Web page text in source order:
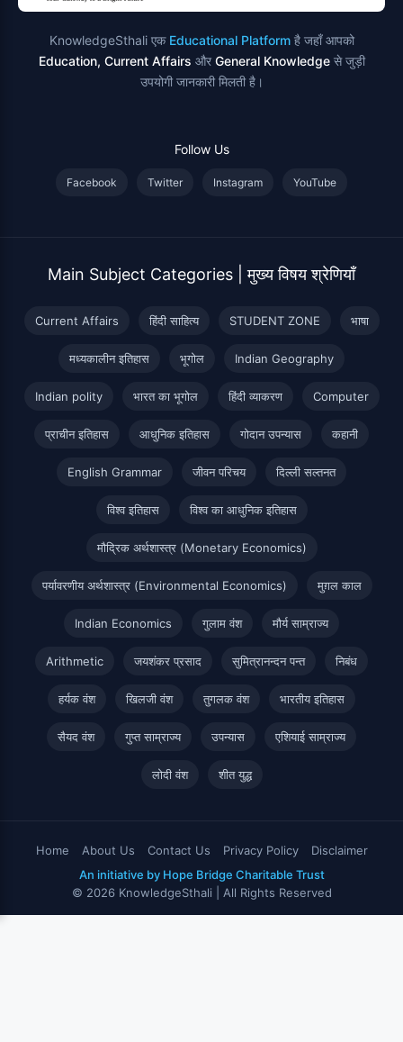
KnowledgeSthali एक Educational Platformहै जहाँ आपको
Education, Current Affairs और General Knowledgeसे जुड़ी
उपयोगी जानकारी मिलती है।
Follow Us
Facebook Twitter Instagram YouTube
Main Subject Categories | मुख्य विषय श्रेणियाँ
Current Affairs हिंदी साहित्य STUDENT ZONE भाषा
मध्यकालीन इतिहास भूगोल Indian Geography
Indian polity भारत का भूगोल हिंदी व्याकरण Computer
प्राचीन इतिहास आधुनिक इतिहास गोदान उपन्यास कहानी
English Grammar जीवन परिचय दिल्ली सल्तनत
विश्व इतिहास विश्व का आधुनिक इतिहास
मौद्रिक अर्थशास्त्र (Monetary Economics)
पर्यावरणीय अर्थशास्त्र (Environmental Economics) मुग़ल काल
Indian Economics गुलाम वंश मौर्य साम्राज्य
Arithmetic जयशंकर प्रसाद सुमित्रानन्दन पन्त निबंध
हर्यक वंश खिलजी वंश तुगलक वंश भारतीय इतिहास
सैयद वंश गुप्त साम्राज्य उपन्यास एशियाई साम्राज्य
लोदी वंश शीत युद्ध
Home About Us Contact Us Privacy Policy
Disclaimer
An initiative by Hope Bridge Charitable Trust
© 2026 KnowledgeSthali | All Rights Reserved